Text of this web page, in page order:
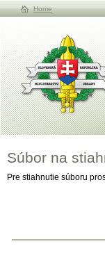
Home
Súbor na
Pre stiahnutie súboru